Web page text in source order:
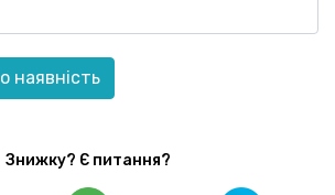
наявність
Знижку? Є питання?